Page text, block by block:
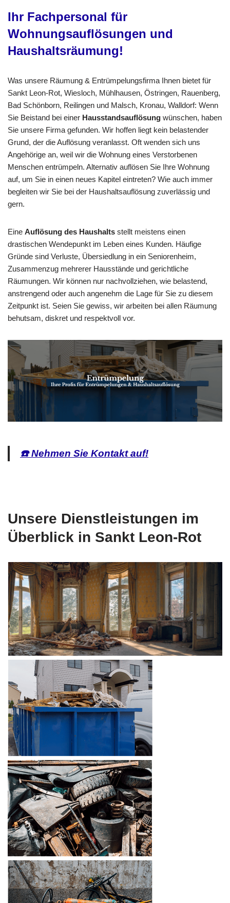
Ihr Fachpersonal für
Wohnungsauflösungen und
Haushaltsräumung!
Was unsere Räumung & Entrümpelungsfirma Ihnen bietet für
Sankt Leon-Rot, Wiesloch, Mühlhausen, Östringen, Rauenberg,
Bad Schönborn, Reilingen und Malsch, Kronau, Walldorf: Wenn
Sie Beistand bei einer Hausstandsauflösung wünschen, haben
Sie unsere Firma gefunden. Wir hoffen liegt kein belastender
Grund, der die Auflösung veranlasst. Oft wenden sich uns
Angehörige an, weil wir die Wohnung eines Verstorbenen
Menschen entrümpeln. Alternativ auflösen Sie Ihre Wohnung
auf, um Sie in einen neues Kapitel eintreten? Wie auch immer
begleiten wir Sie bei der Haushaltsauflösung zuverlässig und
gern.
Eine Auflösung des Haushalts stellt meistens einen
drastischen Wendepunkt im Leben eines Kunden. Häufige
Gründe sind Verluste, Übersiedlung in ein Seniorenheim,
Zusammenzug mehrerer Hausstände und gerichtliche
Räumungen. Wir können nur nachvollziehen, wie belastend,
anstrengend oder auch angenehm die Lage für Sie zu diesem
Zeitpunkt ist. Seien Sie gewiss, wir arbeiten bei allen Räumung
behutsam, diskret und respektvoll vor.
☎️ Nehmen Sie Kontakt auf!
Unsere Dienstleistungen im
Überblick in Sankt Leon-Rot